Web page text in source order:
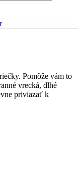
Pomôže vám to
vrecká, dlhé
priviazať k